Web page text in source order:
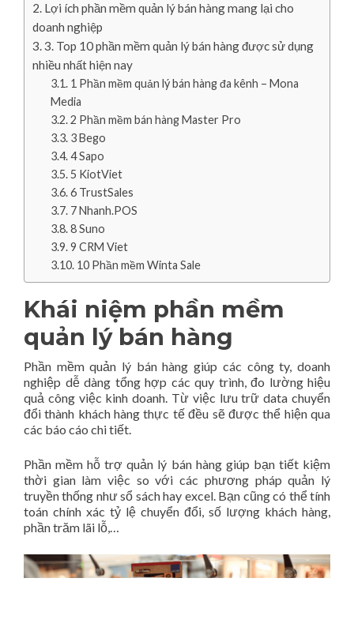
Lợi ích phần mềm quản lý bán hàng mang lại cho
doanh nghiệp
3. Top 10 phần mềm quản lý bán hàng được sử dụng
nhiều nhất hiện nay
1 Phần mềm quản lý bán hàng đa kênh – Mona
Media
2 Phần mềm bán hàng Master Pro
3 Bego
4 Sapo
5 KiotViet
6 TrustSales
7 Nhanh.POS
8 Suno
9 CRM Viet
10 Phần mềm Winta Sale
Khái niệm phần mềm
quản lý bán hàng
Phần mềm quản lý bán hàng giúp các công ty, doanh
nghiệp dễ dàng tổng hợp các quy trình, đo lường hiệu
quả công việc kinh doanh. Từ việc lưu trữ data chuyển
đổi thành khách hàng thực tế đều sẽ được thể hiện qua
các báo cáo chi tiết.
Phần mềm hỗ trợ quản lý bán hàng giúp bạn tiết kiệm
thời gian làm việc so với các phương pháp quản lý
truyền thống như sổ sách hay excel. Bạn cũng có thể tính
toán chính xác tỷ lệ chuyển đổi, số lượng khách hàng,
phần trăm lãi lỗ,…